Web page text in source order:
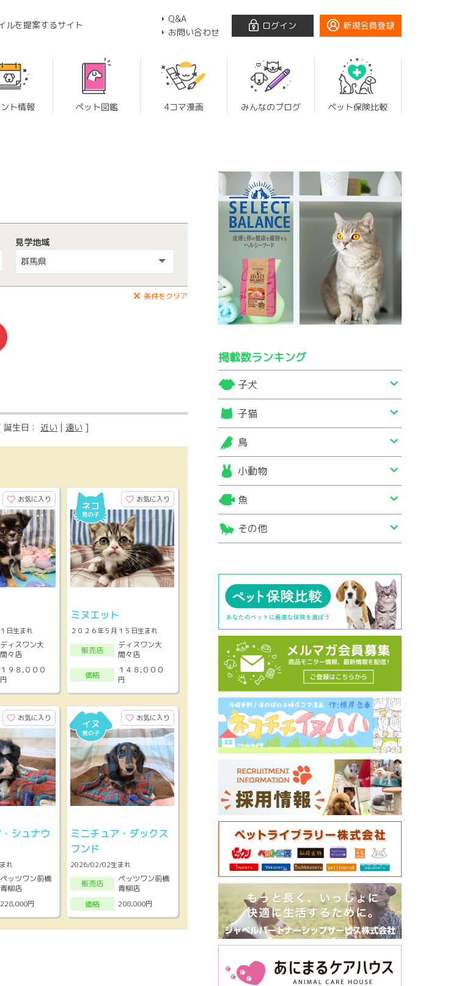
ルを提案するサイト
Q&A
お問い合わせ
ログイン 新規会員登録
ト情報 ペット図鑑 4コマ漫画 みんなのブログ ペット保険比較
見学地域
群馬県
条件をクリア
生日： 近い | 遠い ]
お気に入り
日生まれ
ディスワン大
間々店
１９８,０００
円
お気に入り
ミヌエット
２０２６年５月１５日生まれ
販売店
ディスワン大
間々店
価格
１４８,０００
円
お気に入り
シュナウ
れ
ペッツワン前橋
青柳店
228,000円
お気に入り
ミニチュア・ダックス
フンド
2026/02/02生まれ
販売店
ペッツワン前橋
青柳店
価格
208,000円
掲載数ランキング
子犬
子猫
鳥
小動物
魚
その他